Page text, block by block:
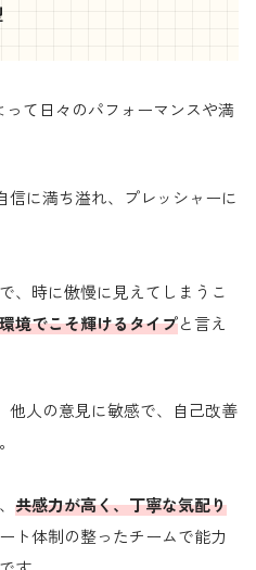
て日々のパフォーマンスや満
信に満ち溢れ、プレッシャーに
、時に傲慢に見えてしまうこ
境でこそ輝けるタイプと言え
他人の意見に敏感で、自己改善
共感力が高く、丁寧な気配り
ト体制の整ったチームで能力